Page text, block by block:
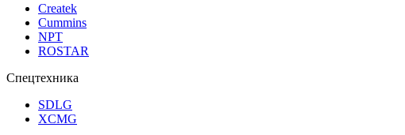
Createk
Cummins
NPT
ROSTAR
Спецтехника
SDLG
XCMG